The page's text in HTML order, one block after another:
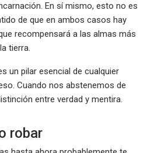
En sí mismo, esto no es
de que en ambos casos hay
recompensará a las almas más
tierra.
un pilar esencial de cualquier
Cuando nos abstenemos de
entre verdad y mentira.
robar